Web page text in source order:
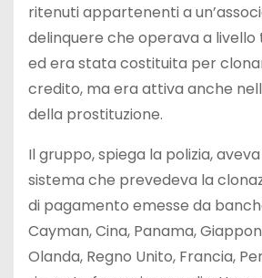
ritenuti appartenenti a
delinquere che operava a livello
ed era stata costituita per
credito, ma era attiva anche
della prostituzione.
Il gruppo, spiega la polizia,
sistema che prevedeva la
di pagamento emesse da
Cayman, Cina, Panama,
Olanda, Regno Unito, Francia,